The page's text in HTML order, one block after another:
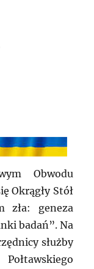
Obwodu
Okrągły Stół
zła: geneza
badań”. Na
służby